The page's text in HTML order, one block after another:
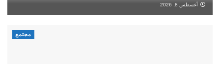
أغسطس 8, 2026
مجتمع